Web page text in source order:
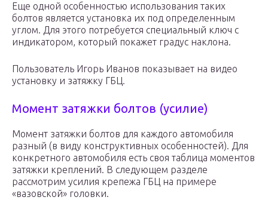
Еще одной особенностью использования таких
болтов является установка их под определенным
углом. Для этого потребуется специальный ключ с
индикатором, который покажет градус наклона.
Пользователь Игорь Иванов показывает на видео
установку и затяжку ГБЦ.
Момент затяжки болтов (усилие)
Момент затяжки болтов для каждого автомобиля
разный (в виду конструктивных особенностей). Для
конкретного автомобиля есть своя таблица моментов
затяжки креплений. В следующем разделе
рассмотрим усилия крепежа ГБЦ на примере
«вазовской» головки.